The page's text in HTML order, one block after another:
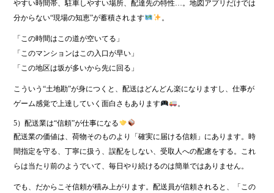
やすい時間帯、駐車しやすい場所、配達先の特性…。地図アプリだけでは
分からない“現場の知恵”が蓄積されます
。
「この時間はこの道が空いてる」
「このマンションはこの入口が早い」
「この地区は坂が多いから先に回る」
こういう“土地勘”が身につくと、配送はどんどん楽になりますし、仕事が
ゲーム感覚で上達していく面白さもあります
。
5）配送業は“信頼”が仕事になる
配送業の価値は、荷物そのものより「確実に届ける信頼」にあります。時
間指定を守る、丁寧に扱う、誤配をしない、受取人への配慮をする。これ
らは当たり前のようでいて、毎日やり続けるのは簡単ではありません。
でも、だからこそ信頼が積み上がります。配送員が信頼されると、「この